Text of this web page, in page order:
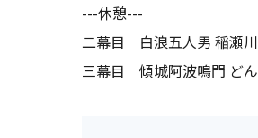
---休憩---
二幕目 白浪五人男 稲瀬川
三幕目 傾城阿波鳴門 どん